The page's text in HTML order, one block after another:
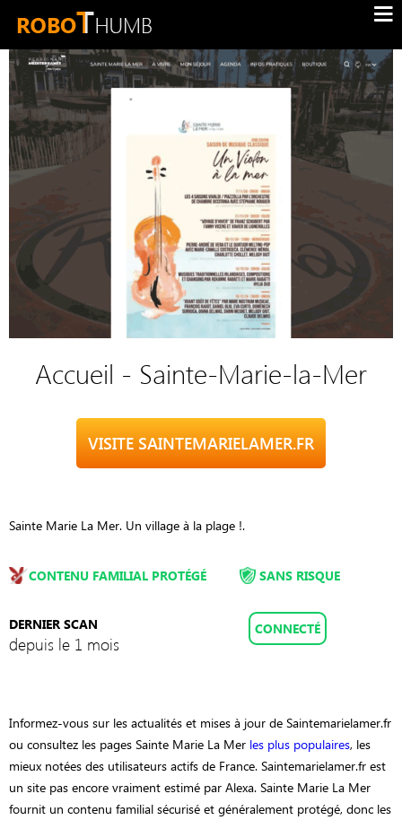
Accueil - Sainte-Marie-la-Mer
VISITE SAINTEMARIELAMER.FR
Sainte Marie La Mer. Un village à la plage !.
CONTENU FAMILIAL PROTÉGÉ
DERNIER SCAN
depuis le 1 mois
SANS RISQUE
CONNECTÉ
Informez-vous sur les actualités et mises à jour de Saintemarielamer.fr
ou consultez les pages Sainte Marie La Mer les plus populaires, les
mieux notées des utilisateurs actifs de France. Saintemarielamer.fr est
un site pas encore vraiment estimé par Alexa. Sainte Marie La Mer
fournit un contenu familial sécurisé et généralement protégé, donc les